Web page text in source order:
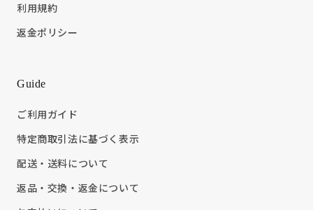
利用規約
返金ポリシー
Guide
ご利用ガイド
特定商取引法に基づく表示
配送・送料について
返品・交換・返金について